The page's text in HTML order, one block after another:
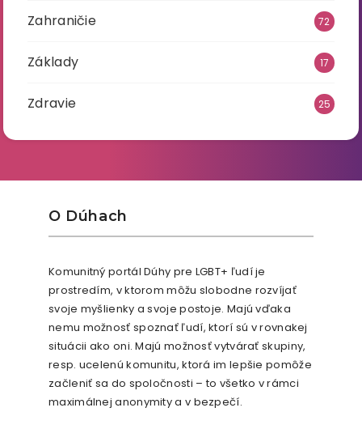
Zahraničie 72
Základy 17
Zdravie 25
O Dúhach
Komunitný portál Dúhy pre LGBT+ ľudí je
prostredím, v ktorom môžu slobodne rozvíjať
svoje myšlienky a svoje postoje. Majú vďaka
nemu možnosť spoznať ľudí, ktorí sú v rovnakej
situácii ako oni. Majú možnosť vytvárať skupiny,
resp. ucelenú komunitu, ktorá im lepšie pomôže
začleniť sa do spoločnosti – to všetko v rámci
maximálnej anonymity a v bezpečí.